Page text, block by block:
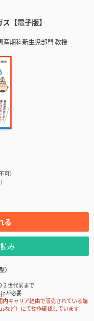
【電子版】
産期科新生児部門 教授
可）
る
み
）
２世代前まで
が必要
キャリア経由で販売されている端
など）にて動作確認しています